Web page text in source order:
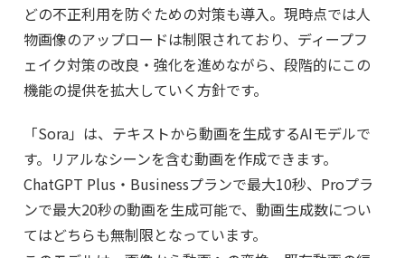
どの不正利用を防ぐための対策も導入。現時点では人
物画像のアップロードは制限されており、ディープフ
ェイク対策の改良・強化を進めながら、段階的にこの
機能の提供を拡大していく方針です。
「Sora」は、テキストから動画を生成するAIモデルで
す。リアルなシーンを含む動画を作成できます。
ChatGPT Plus・Businessプランで最大10秒、Proプラ
ンで最大20秒の動画を生成可能で、動画生成数につい
てはどちらも無制限となっています。